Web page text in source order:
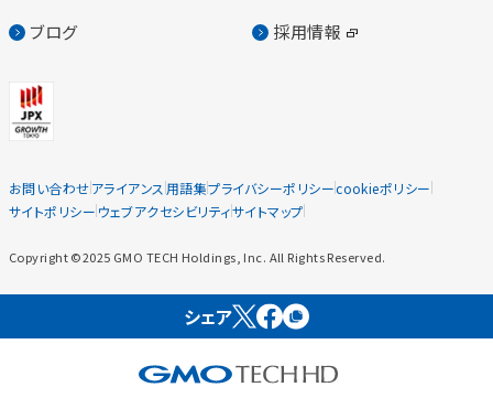
ブログ 採用情報
お問い合わせアライアンス 用語集プライバシーポリシーcookieポリシー
サイトポリシー ウェブアクセシビリティサイトマップ
Copyright ©2025 GMO TECH Holdings, Inc. All Rights Reserved.
シェア